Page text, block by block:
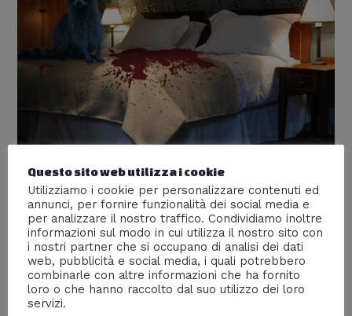
Blue Raccoon Hotel
Questo sito web utilizza i cookie
Utilizziamo i cookie per personalizzare contenuti ed
annunci, per fornire funzionalità dei social media e
per analizzare il nostro traffico. Condividiamo inoltre
informazioni sul modo in cui utilizza il nostro sito con
i nostri partner che si occupano di analisi dei dati
web, pubblicità e social media, i quali potrebbero
combinarle con altre informazioni che ha fornito
loro o che hanno raccolto dal suo utilizzo dei loro
servizi.